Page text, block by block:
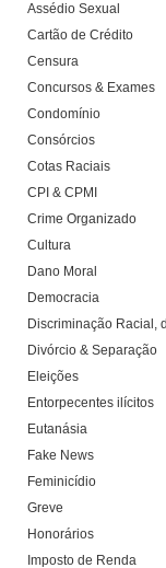
Assédio Sexual
Cartão de Crédito
Censura
Concursos & Exames
Condomínio
Consórcios
Cotas Raciais
CPI & CPMI
Crime Organizado
Cultura
Dano Moral
Democracia
Discriminação Racial,
Divórcio & Separação
Eleições
Entorpecentes ilícitos
Eutanásia
Fake News
Feminicídio
Greve
Honorários
Imposto de Renda